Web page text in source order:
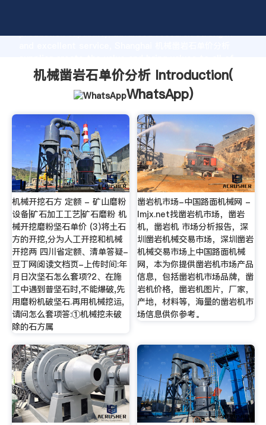
production capability, advanced research strength
customers.
机械凿岩石单价分析 Introduction(
WhatsApp)
机械开挖石方 定额 - 矿山磨粉
设备|矿石加工工艺|矿石磨粉 机
械开挖磨粉坚石单价 (3)将土石
方的开挖,分为人工开挖和机械
开挖两 四川省定额、清单答疑-
豆丁网阅读文档页-上传时间:年
月日次坚石怎么套项?2、在施
工中遇到普坚石时,不能爆破,先
用磨粉机破坚石.再用机械挖运,
请问怎么套项答:①机械挖未破
除的石方属
凿岩机市场-中国路面机械网 -
lmjx.net找凿岩机市场，凿岩
机，凿岩机 市场分析报告，深
圳凿岩机械交易市场，深圳凿岩
机械交易市场上中国路面机械
网，本为你提供凿岩机市场产品
信息，包括凿岩机市场品牌，凿
岩机价格，凿岩机图片，厂家，
产地，材料等，海量的凿岩机市
场信息供你参考。